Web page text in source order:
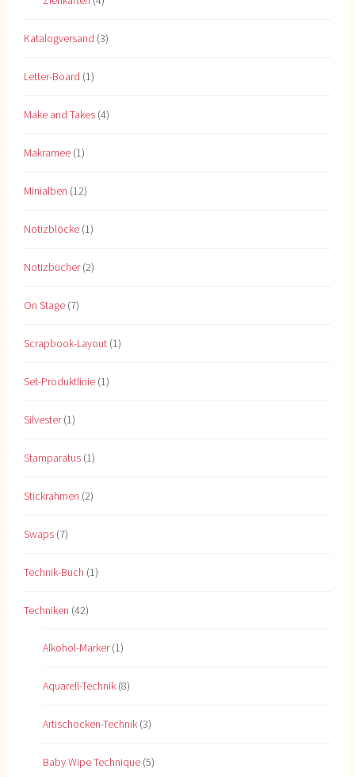
Katalogversand (3)
Letter-Board (1)
Make and Takes (4)
Makramee (1)
Minialben (12)
Notizblöcke (1)
Notizbücher(2)
On Stage (7)
Scrapbook-Layout (1)
Set-Produktlinie (1)
Silvester(1)
Stamparatus (1)
Stickrahmen (2)
Swaps (7)
Technik-Buch (1)
Techniken (42)
Alkohol-Marker(1)
Aquarell-Technik (8)
Artischocken-Technik (3)
Baby Wipe Technique (5)